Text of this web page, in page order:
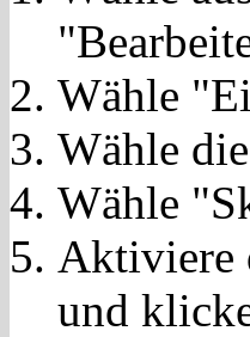
Wähle
Wähle
Wähle
Aktiviere
und